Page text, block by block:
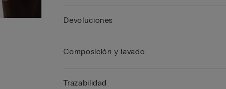
Devoluciones
Composición y lavado
Trazabilidad